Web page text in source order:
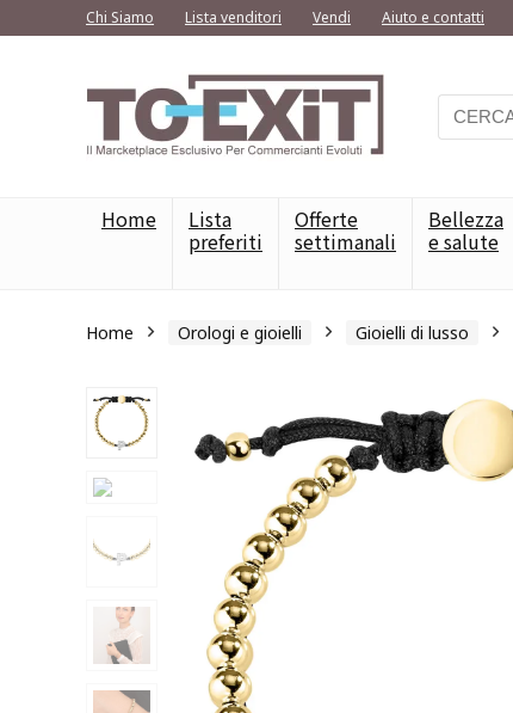
Chi Siamo Lista venditori Vendi Aiuto e contatti
Home Lista
preferiti
Offerte
settimanali
Bellezza
e salute
Home Orologi e gioielli Gioielli di lusso